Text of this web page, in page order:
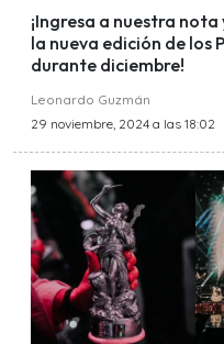
¡Ingresa a nuestra
la nueva edición de los
durante diciembre!
Leonardo Guzmán
29 noviembre, 2024 a las 18:02